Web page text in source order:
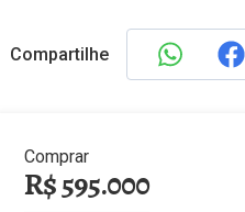
Compartilhe
Comprar
R$ 595.000